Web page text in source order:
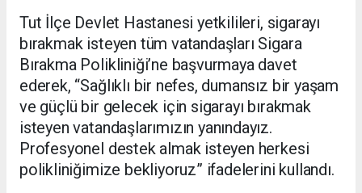
Tut İlçe Devlet Hastanesi yetkilileri, sigarayı
bırakmak isteyen tüm vatandaşları Sigara
Bırakma Polikliniği’ne başvurmaya davet
ederek, “Sağlıklı bir nefes, dumansız bir yaşam
ve güçlü bir gelecek için sigarayı bırakmak
isteyen vatandaşlarımızın yanındayız.
Profesyonel destek almak isteyen herkesi
polikliniğimize bekliyoruz” ifadelerini kullandı.